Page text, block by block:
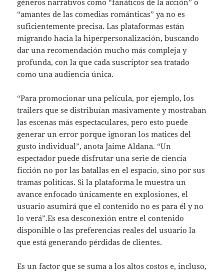
géneros narrativos como “fanáticos de la acción” o
“amantes de las comedias románticas” ya no es
suficientemente precisa. Las plataformas están
migrando hacia la hiperpersonalización, buscando
dar una recomendación mucho más compleja y
profunda, con la que cada suscriptor sea tratado
como una audiencia única.
“Para promocionar una película, por ejemplo, los
trailers que se distribuían masivamente y mostraban
las escenas más espectaculares, pero esto puede
generar un error porque ignoran los matices del
gusto individual”, anota Jaime Aldana. “Un
espectador puede disfrutar una serie de ciencia
ficción no por las batallas en el espacio, sino por sus
tramas políticas. Si la plataforma le muestra un
avance enfocado únicamente en explosiones, el
usuario asumirá que el contenido no es para él y no
lo verá”.Es esa desconexión entre el contenido
disponible o las preferencias reales del usuario la
que está generando pérdidas de clientes.
Es un factor que se suma a los altos costos e, incluso,